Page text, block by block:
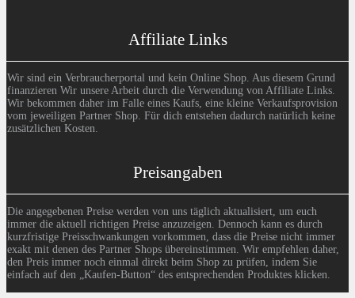
Affiliate Links
Wir sind ein Verbraucherportal und kein Online Shop. Aus diesem Grund
finanzieren Wir unsere Arbeit durch die Verwendung von Affiliate Links.
Wir bekommen daher im Falle eines Kaufs, eine kleine Verkaufsprovision
vom jeweiligen Partner Shop. Für dich entstehen dadurch natürlich keine
zusätzlichen Kosten.
Preisangaben
Die angegebenen Preise werden von uns täglich aktualisiert, um euch
immer die aktuell richtigen Preise anzuzeigen. Dennoch kann es durch
kurzfristige Preisschwankungen vorkommen, dass die Preise nicht immer
exakt mit denen des Partner Shops übereinstimmen. Wir empfehlen daher,
den Preis immer noch einmal direkt beim Shop zu prüfen, indem Sie
einfach auf den „Kaufen-Button“ des entsprechenden Produktes klicken.